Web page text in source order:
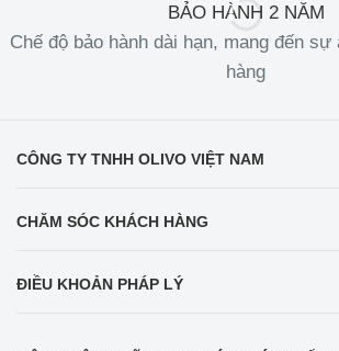
BẢO HÀNH 2 NĂM
Chế độ bảo hành dài hạn, mang đến
hàng
CÔNG TY TNHH OLIVO VIỆT NAM
CHĂM SÓC KHÁCH HÀNG
ĐIỀU KHOẢN PHÁP LÝ